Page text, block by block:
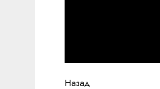
Продолжить
Назад